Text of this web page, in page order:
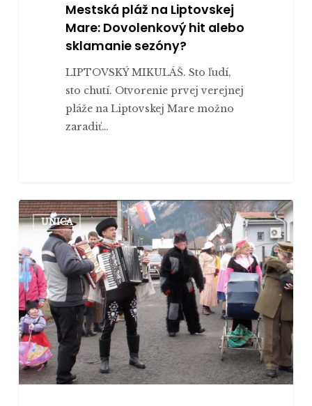
Mestská pláž na Liptovskej
Mare: Dovolenkový hit alebo
sklamanie sezóny?
LIPTOVSKÝ MIKULÁŠ. Sto ľudí,
sto chutí. Otvorenie prvej verejnej
pláže na Liptovskej Mare možno
zaradiť…
Fašiangový
sprievod
na
vidieku
UNICA